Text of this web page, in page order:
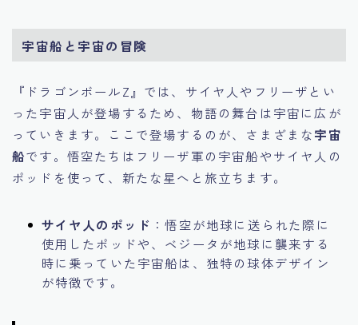
宇宙船と宇宙の冒険
『ドラゴンボールZ』では、サイヤ人やフリーザとい
った宇宙人が登場するため、物語の舞台は宇宙に広が
っていきます。ここで登場するのが、さまざまな宇宙
船です。悟空たちはフリーザ軍の宇宙船やサイヤ人の
ポッドを使って、新たな星へと旅立ちます。
サイヤ人のポッド ：悟空が地球に送られた際に
使用したポッドや、ベジータが地球に襲来する
時に乗っていた宇宙船は、独特の球体デザイン
が特徴です。